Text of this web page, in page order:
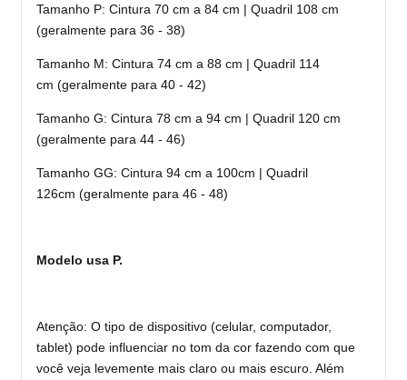
Tamanho P: Cintura 70 cm a 84 cm | Quadril 108 cm
(geralmente para 36 - 38)
Tamanho M: Cintura 74 cm a 88 cm | Quadril 114
cm (geralmente para 40 - 42)
Tamanho G: Cintura 78 cm a 94 cm | Quadril 120 cm
(geralmente para 44 - 46)
Tamanho GG: Cintura 94 cm a 100cm | Quadril
126cm (geralmente para 46 - 48)
Modelo usa P.
Atenção: O tipo de dispositivo (celular, computador,
tablet) pode influenciar no tom da cor fazendo com que
você veja levemente mais claro ou mais escuro. Além